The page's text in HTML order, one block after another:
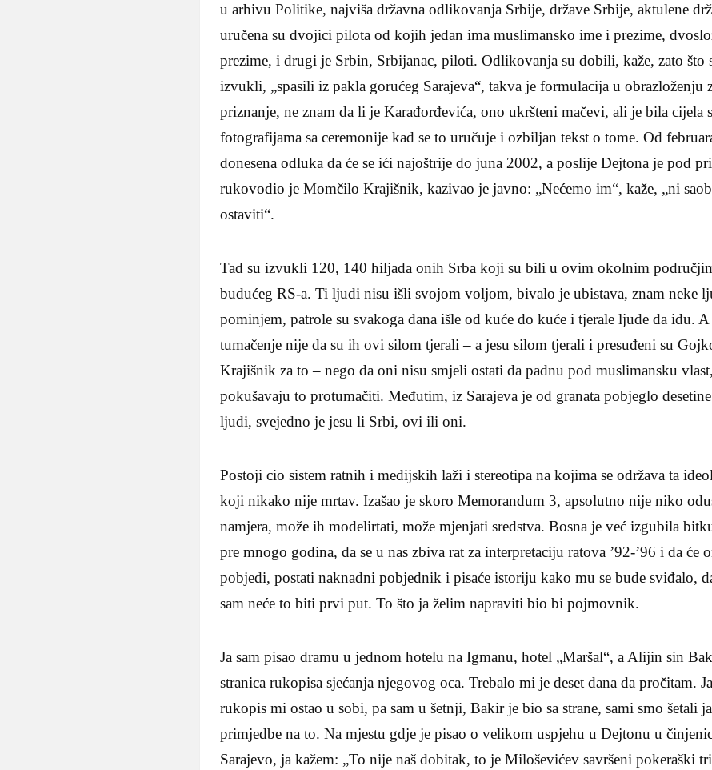
u arhivu Politike, najviša državna odlikovanja Srbije, države Srbije, aktulene
uručena su dvojici pilota od kojih jedan ima muslimansko ime i prezime,
prezime, i drugi je Srbin, Srbijanac, piloti. Odlikovanja su dobili, kaže, zato što
izvukli, „spasili iz pakla gorućeg Sarajeva“, takva je formulacija u obrazloženju
priznanje, ne znam da li je Karađorđevića, ono ukršteni mačevi, ali je bila cijela
fotografijama sa ceremonije kad se to uručuje i ozbiljan tekst o tome. Od
donesena odluka da će se ići najoštrije do juna 2002, a poslije Dejtona je pod
rukovodio je Momčilo Krajišnik, kazivao je javno: „Nećemo im“, kaže, „ni
ostaviti“.
Tad su izvukli 120, 140 hiljada onih Srba koji su bili u ovim okolnim
budućeg RS-a. Ti ljudi nisu išli svojom voljom, bivalo je ubistava, znam neke
pominjem, patrole su svakoga dana išle od kuće do kuće i tjerale ljude da idu.
tumačenje nije da su ih ovi silom tjerali – a jesu silom tjerali i presuđeni su
Krajišnik za to – nego da oni nisu smjeli ostati da padnu pod muslimansku
pokušavaju to protumačiti. Međutim, iz Sarajeva je od granata pobjeglo
ljudi, svejedno je jesu li Srbi, ovi ili oni.
Postoji cio sistem ratnih i medijskih laži i stereotipa na kojima se održava ta
koji nikako nije mrtav. Izašao je skoro Memorandum 3, apsolutno nije niko
namjera, može ih modelirtati, može mjenjati sredstva. Bosna je već izgubila
pre mnogo godina, da se u nas zbiva rat za interpretaciju ratova ’92-’96 i da će
pobjedi, postati naknadni pobjednik i pisaće istoriju kako mu se bude sviđalo,
sam neće to biti prvi put. To što ja želim napraviti bio bi pojmovnik.
Ja sam pisao dramu u jednom hotelu na Igmanu, hotel „Maršal“, a Alijin sin
stranica rukopisa sjećanja njegovog oca. Trebalo mi je deset dana da pročitam.
rukopis mi ostao u sobi, pa sam u šetnji, Bakir je bio sa strane, sami smo šetali
primjedbe na to. Na mjestu gdje je pisao o velikom uspjehu u Dejtonu u
Sarajevo, ja kažem: „To nije naš dobitak, to je Miloševićev savršeni pokeraški